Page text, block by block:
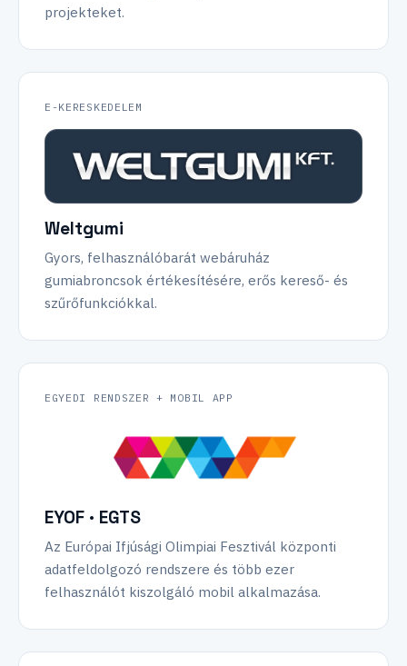
projekteket.
E-KERESKEDELEM
Weltgumi
Gyors, felhasználóbarát webáruház
gumiabroncsok értékesítésére, erős kereső- és
szűrőfunkciókkal.
EGYEDI RENDSZER + MOBIL APP
EYOF · EGTS
Az Európai Ifjúsági Olimpiai Fesztivál központi
adatfeldolgozó rendszere és több ezer
felhasználót kiszolgáló mobil alkalmazása.